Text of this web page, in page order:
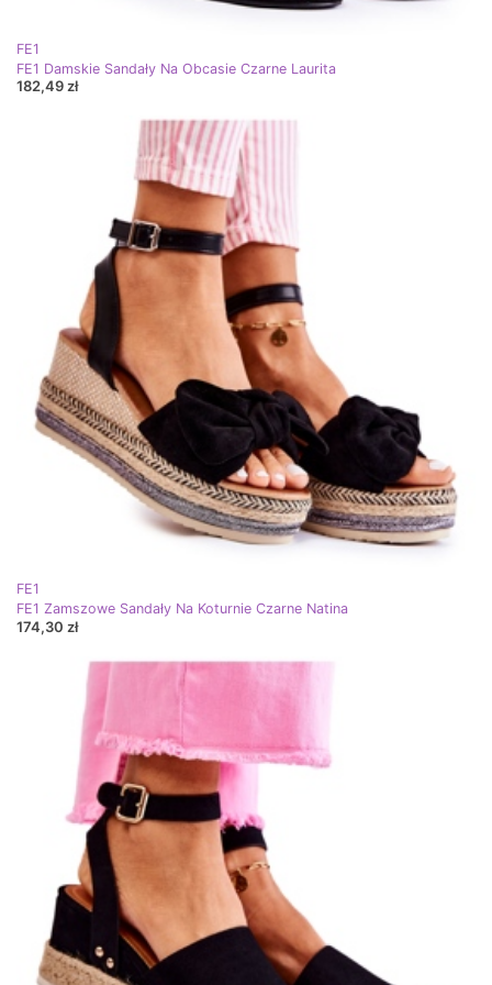
FE1
FE1 Damskie Sandały Na Obcasie Czarne Laurita
182,49 zł
FE1
FE1 Zamszowe Sandały Na Koturnie Czarne Natina
174,30 zł